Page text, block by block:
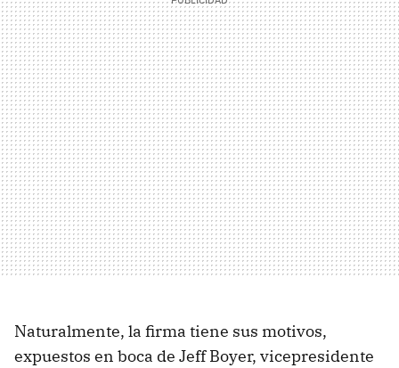
Naturalmente, la firma tiene sus motivos,
expuestos en boca de Jeff Boyer, vicepresidente